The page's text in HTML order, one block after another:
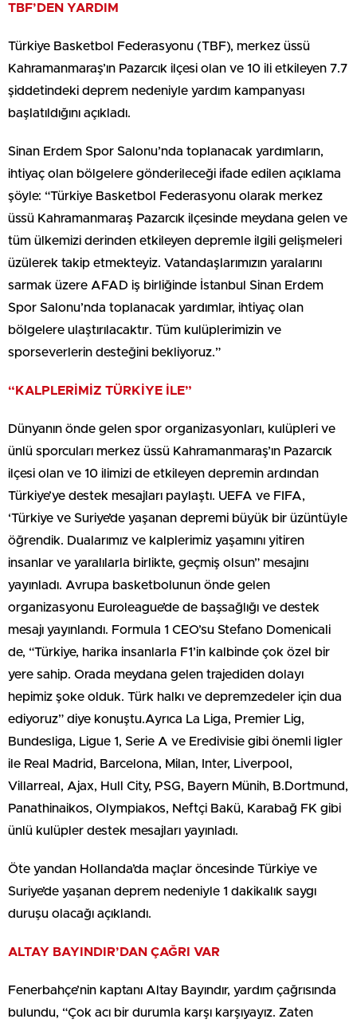
TBF’DEN YARDIM
Türkiye Basketbol Federasyonu (TBF), merkez üssü
Kahramanmaraş’ın Pazarcık ilçesi olan ve 10 ili etkileyen 7.7
şiddetindeki deprem nedeniyle yardım kampanyası
başlatıldığını açıkladı.
Sinan Erdem Spor Salonu’nda toplanacak yardımların,
ihtiyaç olan bölgelere gönderileceği ifade edilen açıklama
şöyle: “Türkiye Basketbol Federasyonu olarak merkez
üssü Kahramanmaraş Pazarcık ilçesinde meydana gelen ve
tüm ülkemizi derinden etkileyen depremle ilgili gelişmeleri
üzülerek takip etmekteyiz. Vatandaşlarımızın yaralarını
sarmak üzere AFAD iş birliğinde İstanbul Sinan Erdem
Spor Salonu’nda toplanacak yardımlar, ihtiyaç olan
bölgelere ulaştırılacaktır. Tüm kulüplerimizin ve
sporseverlerin desteğini bekliyoruz.”
“KALPLERİMİZ TÜRKİYE İLE”
Dünyanın önde gelen spor organizasyonları, kulüpleri ve
ünlü sporcuları merkez üssü Kahramanmaraş’ın Pazarcık
ilçesi olan ve 10 ilimizi de etkileyen depremin ardından
Türkiye’ye destek mesajları paylaştı. UEFA ve FIFA,
‘Türkiye ve Suriye’de yaşanan depremi büyük bir üzüntüyle
öğrendik. Dualarımız ve kalplerimiz yaşamını yitiren
insanlar ve yaralılarla birlikte, geçmiş olsun” mesajını
yayınladı. Avrupa basketbolunun önde gelen
organizasyonu Euroleague’de de başsağlığı ve destek
mesajı yayınlandı. Formula 1 CEO’su Stefano Domenicali
de, “Türkiye, harika insanlarla F1’in kalbinde çok özel bir
yere sahip. Orada meydana gelen trajediden dolayı
hepimiz şoke olduk. Türk halkı ve depremzedeler için dua
ediyoruz” diye konuştu.Ayrıca La Liga, Premier Lig,
Bundesliga, Ligue 1, Serie A ve Eredivisie gibi önemli ligler
ile Real Madrid, Barcelona, Milan, Inter, Liverpool,
Villarreal, Ajax, Hull City, PSG, Bayern Münih, B.Dortmund,
Panathinaikos, Olympiakos, Neftçi Bakü, Karabağ FK gibi
ünlü kulüpler destek mesajları yayınladı.
Öte yandan Hollanda’da maçlar öncesinde Türkiye ve
Suriye’de yaşanan deprem nedeniyle 1 dakikalık saygı
duruşu olacağı açıklandı.
ALTAY BAYINDIR’DAN ÇAĞRI VAR
Fenerbahçe’nin kaptanı Altay Bayındır, yardım çağrısında
bulundu, “Çok acı bir durumla karşı karşıyayız. Zaten